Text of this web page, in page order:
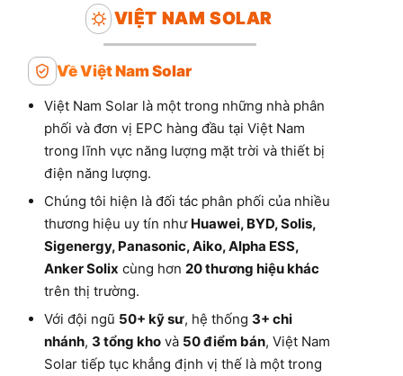
VIỆT NAM SOLAR
Về Việt Nam Solar
Việt Nam Solar là một trong những nhà phân
phối và đơn vị EPC hàng đầu tại Việt Nam
trong lĩnh vực năng lượng mặt trời và thiết bị
điện năng lượng.
Chúng tôi hiện là đối tác phân phối của nhiều
thương hiệu uy tín như Huawei, BYD, Solis,
Sigenergy, Panasonic, Aiko, Alpha ESS,
Anker Solix cùng hơn 20 thương hiệu khác
trên thị trường.
Với đội ngũ 50+ kỹ sư, hệ thống 3+ chi
nhánh, 3 tổng kho và 50 điểm bán, Việt Nam
Solar tiếp tục khẳng định vị thế là một trong